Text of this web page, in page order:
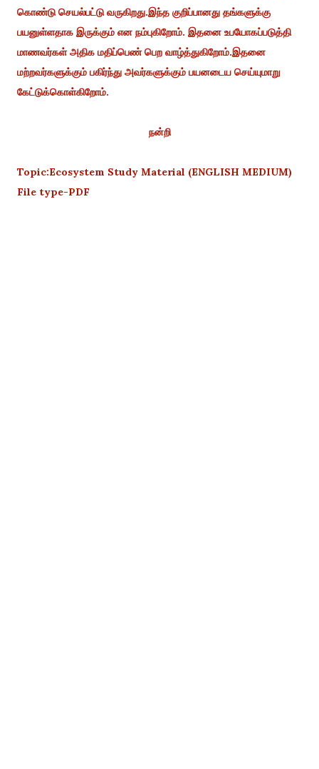
கொண்டு செயல்பட்டு வருகிறது.இந்த குறிப்பானது தங்களுக்கு
பயனுள்ளதாக இருக்கும் என நம்புகிறோம். இதனை உபயோகப்படுத்தி
மாணவர்கள் அதிக மதிப்பெண் பெற வாழ்த்துகிறோம்.இதனை
மற்றவர்களுக்கும் பகிர்ந்து அவர்களுக்கும் பயனடைய செய்யுமாறு
கேட்டுக்கொள்கிறோம்.
நன்றி
Topic:Ecosystem Study Material (ENGLISH MEDIUM)
File type-PDF